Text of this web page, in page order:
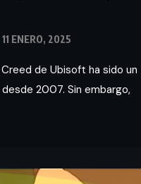
11 ENERO, 2025
de Ubisoft ha sido un
2007. Sin embargo,